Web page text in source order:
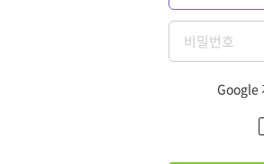
Google